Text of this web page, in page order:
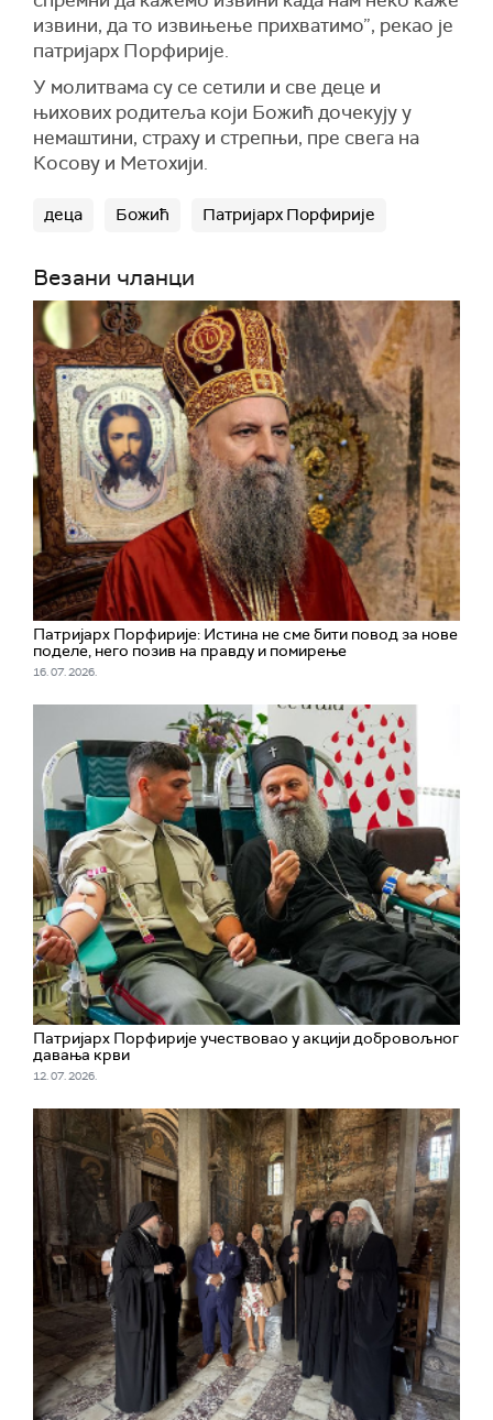
извини, да то извињење прихватимо”, рекао је
патријарх Порфирије.
У молитвама су се сетили и све деце и
њихових родитеља који Божић дочекују у
немаштини, страху и стрепњи, пре свега на
Косову и Метохији.
деца Божић Патријарх Порфирије
Везани чланци
Патријарх Порфирије: Истина не сме бити повод за нове
поделе, него позив на правду и помирење
16. 07. 2026.
Патријарх Порфирије учествовао у акцији добровољног
давања крви
12. 07. 2026.